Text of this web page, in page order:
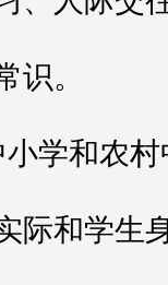
识。
小学和农
际和学生